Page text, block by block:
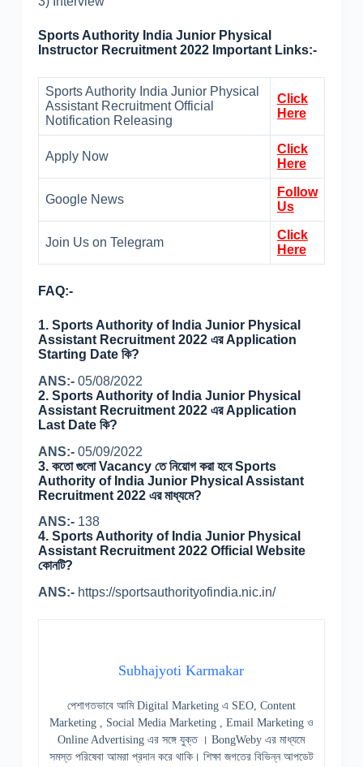
Sports Authority India Junior Physical
Instructor Recruitment 2022 Important Links:-
Sports Authority India Junior Physical
Assistant Recruitment Official
Notification Releasing
Click
Here
Apply Now
Click
Here
Google News
Follow
Us
Join Us on Telegram
Click
Here
FAQ:-
1. Sports Authority of India Junior Physical
Assistant Recruitment 2022 এর Application
Starting Date কি?
ANS:- 05/08/2022
2. Sports Authority of India Junior Physical
Assistant Recruitment 2022 এর Application
Last Date কি?
ANS:-05/09/2022
3. কতো গুলো Vacancy তে নিয়োগ করা হবে Sports
Authority of India Junior Physical Assistant
Recruitment 2022 এর মাধ্যমে?
ANS:-138
4. Sports Authority of India Junior Physical
Assistant Recruitment 2022 Official Website
কোনটি?
ANS:- https://sportsauthorityofindia.nic.in/
Subhajyoti Karmakar
পেশাগতভাবে আমি Digital Marketing এ SEO, Content
Marketing , Social Media Marketing , Email Marketing ও
Online Advertising এর সঙ্গে যুক্ত । BongWeby এর মাধ্যমে
সমস্ত পরিষেবা আমরা প্রদান করে থাকি। শিক্ষা জগতের বিভিন্ন আপডেট